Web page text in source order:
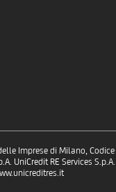
Imprese di Milano, Codice
UniCredit RE Services S.p.A.